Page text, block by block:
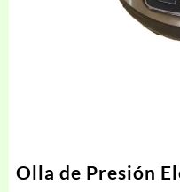
Olla de Presión